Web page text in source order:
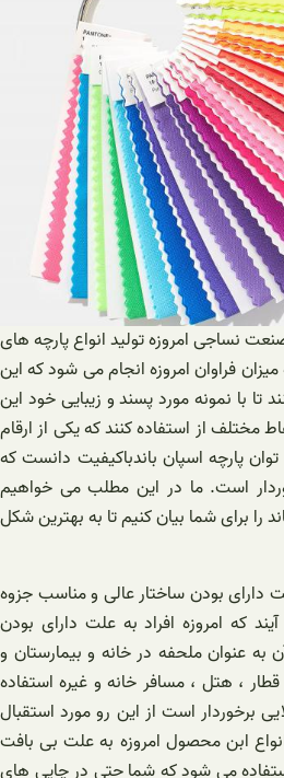
نساجی امروزه تولید انواع پارچه های
فراوان امروزه انجام می شود که این
تا با نمونه مورد پسند و زیبایی خود این
مختلف از استفاده کنند که یکی از ارقام
پارچه اسپان باندباکیفیت دانست که
است. ما در این مطلب می خواهیم
را برای شما بیان کنیم تا به بهترین شکل
دارای بودن ساختار عالی و مناسب جزوه
که امروزه افراد به علت دارای بودن
به عنوان ملحفه در خانه و بیمارستان و
، هتل ، مسافر خانه و غیره استفاده
برخوردار است از این رو مورد استقبال
ابن محصول امروزه به علت بی بافت
می شود که شما حتی در چایی های